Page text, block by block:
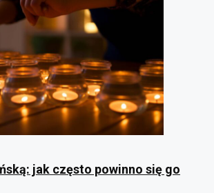
jak często powinno się go